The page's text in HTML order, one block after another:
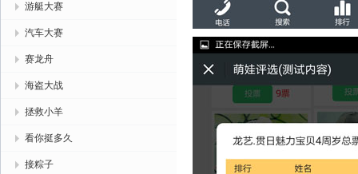
游艇大赛
汽车大赛
赛龙舟
海盗大战
拯救小羊
看你挺多久
接粽子